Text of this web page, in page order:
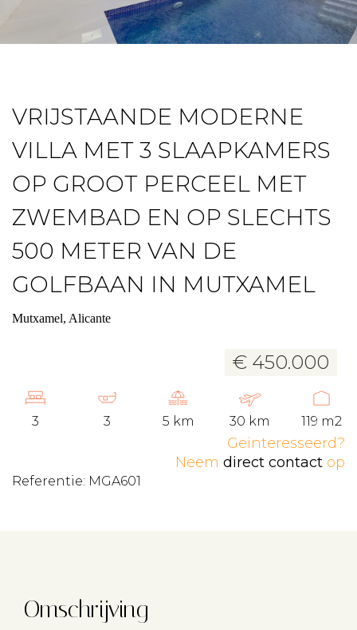
19 foto's
VRIJSTAANDE MODERNE
VILLA MET 3 SLAAPKAMERS
OP GROOT PERCEEL MET
ZWEMBAD EN OP SLECHTS
500 METER VAN DE
GOLFBAAN IN MUTXAMEL
Mutxamel, Alicante
€ 450.000
3 3 5 km 30 km 119 m2
Geinteresseerd?
Neem direct contact op
Referentie: MGA601
Omschrijving